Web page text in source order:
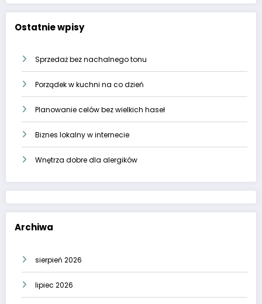
Ostatnie wpisy
Sprzedaż bez nachalnego tonu
Porządek w kuchni na co dzień
Planowanie celów bez wielkich haseł
Biznes lokalny w internecie
Wnętrza dobre dla alergików
Archiwa
sierpień 2026
lipiec 2026